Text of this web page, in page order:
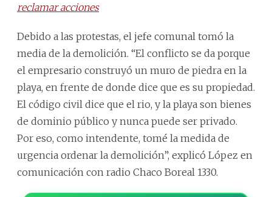
reclamar acciones
Debido a las protestas, el jefe comunal tomó la
media de la demolición. “El conflicto se da porque
el empresario construyó un muro de piedra en la
playa, en frente de donde dice que es su propiedad.
El código civil dice que el rio, y la playa son bienes
de dominio público y nunca puede ser privado.
Por eso, como intendente, tomé la medida de
urgencia ordenar la demolición”, explicó López en
comunicación con radio Chaco Boreal 1330.